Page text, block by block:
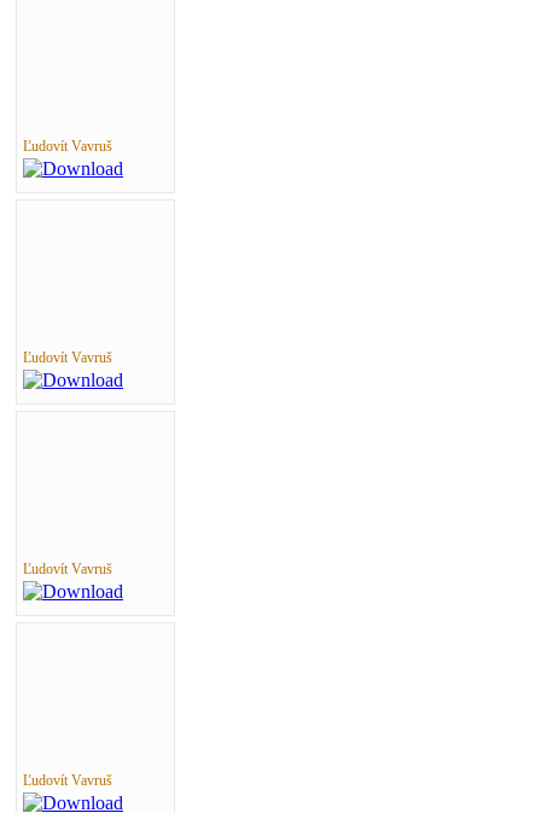
Ľudovít Vavruš
Ľudovít Vavruš
Ľudovít Vavruš
Ľudovít Vavruš